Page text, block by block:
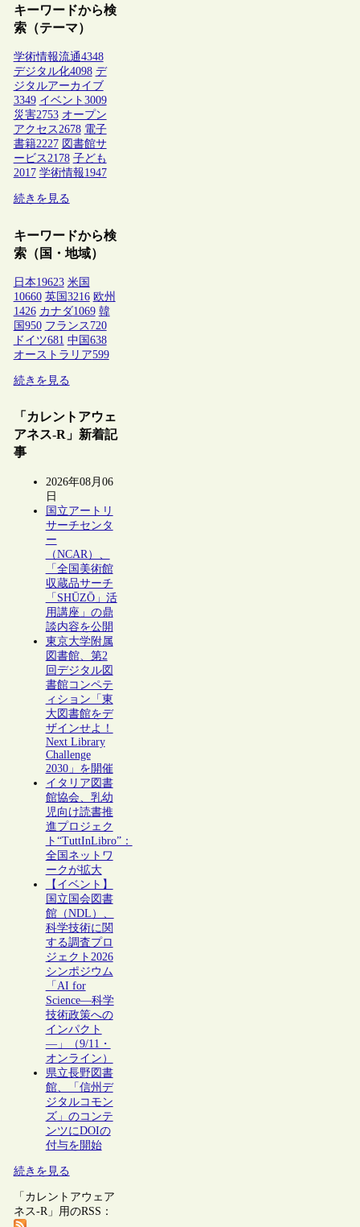
キーワードから検
索（テーマ）
学術情報流通4348
デジタル化4098 デ
ジタルアーカイブ
3349 イベント 3009
災害2753 オープン
アクセス2678 電子
書籍2227 図書館サ
ービス2178 子ども
2017 学術情報1947
続きを見る
キーワードから検
索（国・地域）
日本19623 米国
10660 英国 3216 欧州
1426 カナダ1069 韓
国 950 フランス 720
ドイツ681 中国 638
オーストラリア599
続きを見る
「カレントアウェ
アネス-R」新着記
事
2026年08月06
日
国立アートリ
サーチセンタ
ー
（NCAR）、
「全国美術館
収蔵品サーチ
「SHŪZŌ」活
用講座」の鼎
談内容を公開
東京大学附属
図書館、第2
回デジタル図
書館コンペテ
ィション「東
大図書館をデ
ザインせよ！
Next Library
Challenge
2030」を開催
イタリア図書
館協会、乳幼
児向け読書推
進プロジェク
ト“TuttInLibro”：
全国ネットワ
ークが拡大
【イベント】
国立国会図書
館（NDL）、
科学技術に関
する調査プロ
ジェクト2026
シンポジウム
「AI for
Science―科学
技術政策への
インパクト
―」（9/11・
オンライン）
県立長野図書
館、「信州デ
ジタルコモン
ズ」のコンテ
ンツにDOIの
付与を開始
続きを見る
「カレントアウェア
ネス-R」用のRSS：